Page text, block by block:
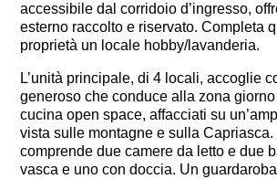
accessibile dal corridoio d’ingresso,
esterno raccolto e riservato. Completa
proprietà un locale hobby/lavanderia.
L’unità principale, di 4 locali, accoglie
generoso che conduce alla zona
cucina open space, affacciati su
vista sulle montagne e sulla Capriasca.
comprende due camere da letto e due
vasca e uno con doccia. Un